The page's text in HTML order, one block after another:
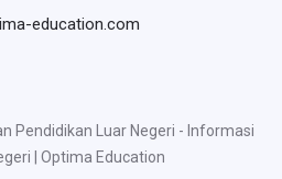
education.com
Pendidikan Luar Negeri - Informasi
| Optima Education